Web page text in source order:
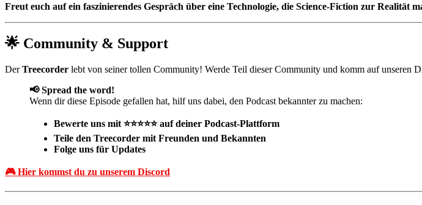
Freut euch auf ein faszinierendes Gespräch über eine Technologie, die Science-Fiction zur Realität
🌟 Community & Support
DerTreecorder lebt von seiner tollen Community! Werde Teil dieser Community und komm auf unseren
📢 Spread the word!
Wenn dir diese Episode gefallen hat, hilf uns dabei, den Podcast bekannter zu machen:
Bewerte uns mit ⭐⭐⭐⭐⭐ auf deiner Podcast-Plattform
Teile den Treecorder mit Freunden und Bekannten
Folge uns für Updates
🎮 Hier kommst du zu unserem Discord